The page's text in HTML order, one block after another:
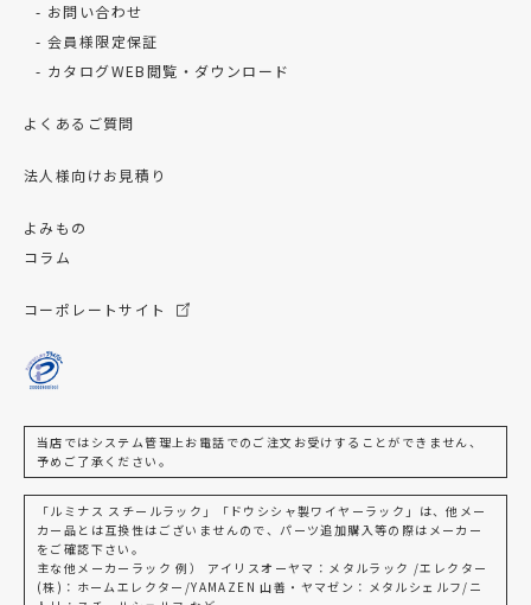
お問い合わせ
会員様限定保証
カタログWEB閲覧・ダウンロード
よくあるご質問
法人様向けお見積り
よみもの
コラム
コーポレートサイト
当店ではシステム管理上お電話でのご注文お受けすることができません、
予めご了承ください。
「ルミナス スチールラック」「ドウシシャ製ワイヤーラック」は、他メー
カー品とは互換性はございませんので、パーツ追加購入等の際はメーカー
をご確認下さい。
主な他メーカーラック 例） アイリスオーヤマ：メタルラック /エレクター
(株)：ホームエレクター/YAMAZEN 山善・ヤマゼン：メタルシェルフ/ニ